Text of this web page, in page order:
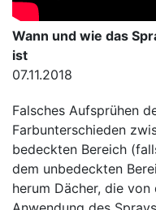
Wann und wie das
ist
07.11.2018
Falsches Aufsprühen
Farbunterschieden
bedeckten Bereich
dem unbedeckten
herum Dächer, die